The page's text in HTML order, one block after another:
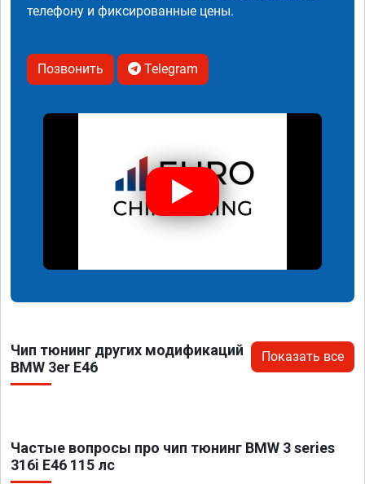
телефону и фиксированные цены.
Позвонить Telegram
Чип тюнинг других модификаций
BMW 3er E46
Показать все
Частые вопросы про чип тюнинг BMW 3 series
316i E46 115 лс